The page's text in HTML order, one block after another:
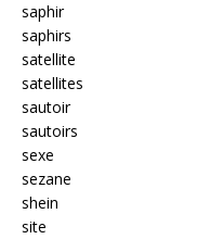
saphir
saphirs
satellite
satellites
sautoir
sautoirs
sexe
sezane
shein
site